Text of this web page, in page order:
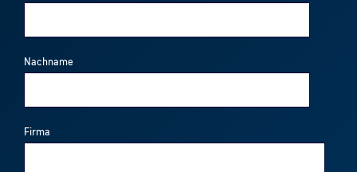
Nachname
Firma